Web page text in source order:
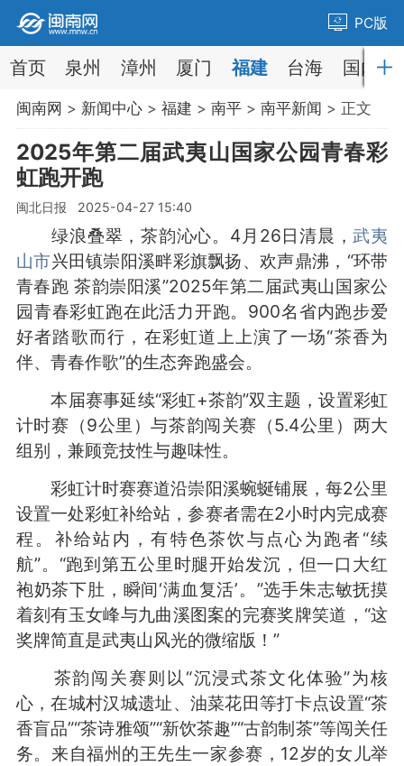
PC版
首页 泉州 漳州 厦门 福建 台海 国内
闽南网 > 新闻中心> 福建 > 南平> 南平新闻 > 正文
2025年第二届武夷山国家公园青春彩
虹跑开跑
闽北日报 2025-04-27 15:40
绿浪叠翠，茶韵沁心。4月26日清晨，武夷
山市兴田镇崇阳溪畔彩旗飘扬、欢声鼎沸，“环带
青春跑 茶韵崇阳溪”2025年第二届武夷山国家公
园青春彩虹跑在此活力开跑。900名省内跑步爱
好者踏歌而行，在彩虹道上上演了一场“茶香为
伴、青春作歌”的生态奔跑盛会。
本届赛事延续“彩虹+茶韵”双主题，设置彩虹
计时赛（9公里）与茶韵闯关赛（5.4公里）两大
组别，兼顾竞技性与趣味性。
彩虹计时赛赛道沿崇阳溪蜿蜒铺展，每2公里
设置一处彩虹补给站，参赛者需在2小时内完成赛
程。补给站内，有特色茶饮与点心为跑者“续
航”。“跑到第五公里时腿开始发沉，但一口大红
袍奶茶下肚，瞬间‘满血复活’。”选手朱志敏抚摸
着刻有玉女峰与九曲溪图案的完赛奖牌笑道，“这
奖牌简直是武夷山风光的微缩版！”
茶韵闯关赛则以“沉浸式茶文化体验”为核
心，在城村汉城遗址、油菜花田等打卡点设置“茶
香盲品”“茶诗雅颂”“新饮茶趣”“古韵制茶”等闯关任
务。来自福州的王先生一家参赛，12岁的女儿举